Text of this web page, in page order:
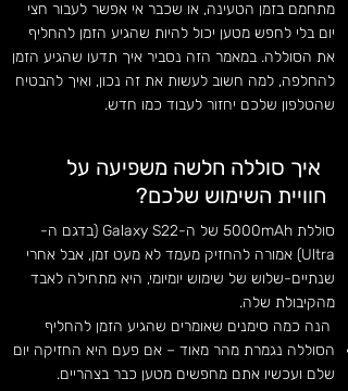
מתחמם בזמן הטעינה, או שכבר אי אפשר לעבור חצי
יום בלי לחפש מטען יכול להיות שהגיע הזמן להחליף
את הסוללה. במאמר הזה נסביר איך תדעו שהגיע הזמן
להחלפה, למה חשוב לעשות את זה נכון, ואיך להבטיח
שהטלפון שלכם יחזור לעבוד כמו חדש.
איך סוללה חלשה משפיעה על
חוויית השימוש שלכם?
סוללת 5000mAh של ה-Galaxy S22 (בדגם ה-
Ultra) אמורה להחזיק מעמד לא מעט זמן, אבל אחרי
שנתיים-שלוש של שימוש יומיומי, היא מתחילה לאבד
מהקיבולת שלה.
הנה כמה סימנים שאומרים שהגיע הזמן להחליף
הסוללה נגמרת מהר מאוד – אם פעם היא החזיקה יום
שלם ועכשיו אתם מחפשים מטען כבר בצהריים.